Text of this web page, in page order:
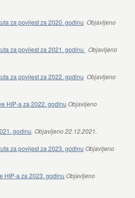
za povijest za 2020. godinu Objavljeno
za povijest za 2021. godinu Objavljeno
za povijest za 2022. godinu Objavljeno
HIP-a za 2022. godinu Objavljeno
godinu Objavljeno 22.12.2021.
za povijest za 2023. godinu Objavljeno
HIP-a za 2023. godinu Objavljeno